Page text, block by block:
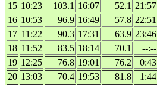
15 10:23 103.1 16:07 52.1 21:57
16 10:53 96.9 16:49 57.8 22:51
17 11:22 90.3 17:31 63.9 23:46
18 11:52 83.5 18:14 70.1 --:--
19 12:25 76.8 19:01 76.2 0:43
20 13:03 70.4 19:53 81.8 1:44